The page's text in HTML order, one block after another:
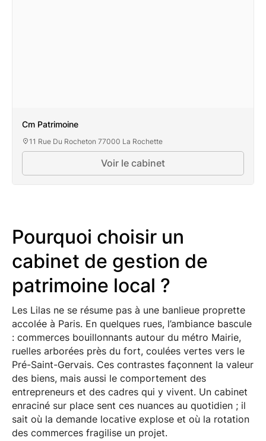
Cm Patrimoine
11 Rue Du Rocheton 77000 La Rochette
Voir le cabinet
Pourquoi choisir un
cabinet de gestion de
patrimoine local ?
Les Lilas ne se résume pas à une banlieue proprette
accolée à Paris. En quelques rues, l’ambiance bascule
: commerces bouillonnants autour du métro Mairie,
ruelles arborées près du fort, coulées vertes vers le
Pré-Saint-Gervais. Ces contrastes façonnent la valeur
des biens, mais aussi le comportement des
entrepreneurs et des cadres qui y vivent. Un cabinet
enraciné sur place sent ces nuances au quotidien ; il
sait où la demande locative explose et où la rotation
des commerces fragilise un projet.